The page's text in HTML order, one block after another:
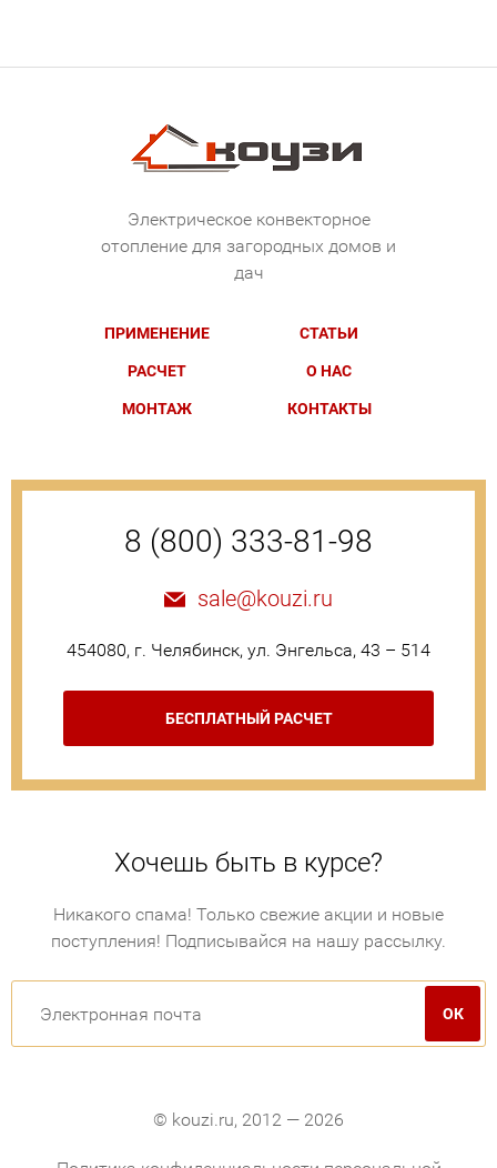
Электрическое конвекторное
отопление для загородных домов и
дач
ПРИМЕНЕНИЕ
РАСЧЕТ
МОНТАЖ
СТАТЬИ
О НАС
КОНТАКТЫ
8 (800) 333-81-98
sale@kouzi.ru
454080, г. Челябинск, ул. Энгельса, 43 – 514
БЕСПЛАТНЫЙ РАСЧЕТ
Хочешь быть в курсе?
Никакого спама! Только свежие акции и новые
поступления! Подписывайся на нашу рассылку.
© kouzi.ru, 2012 — 2026